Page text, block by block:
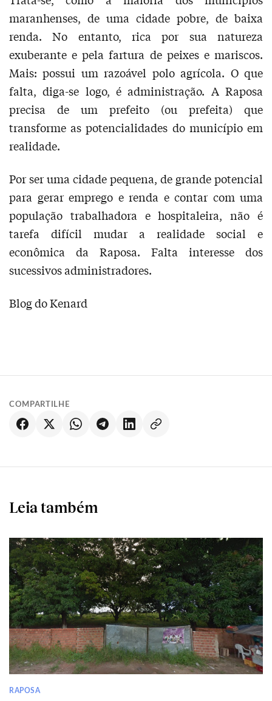
maranhenses, de uma cidade pobre, de baixa
renda. No entanto, rica por sua natureza
exuberante e pela fartura de peixes e mariscos.
Mais: possui um razoável polo agrícola. O que
falta, diga-se logo, é administração. A Raposa
precisa de um prefeito (ou prefeita) que
transforme as potencialidades do município em
realidade.
Por ser uma cidade pequena, de grande potencial
para gerar emprego e renda e contar com uma
população trabalhadora e hospitaleira, não é
tarefa difícil mudar a realidade social e
econômica da Raposa. Falta interesse dos
sucessivos administradores.
Blog do Kenard
COMPARTILHE
Leia também
RAPOSA